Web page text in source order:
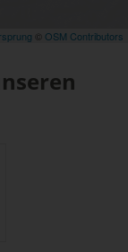
© OSM Contributors